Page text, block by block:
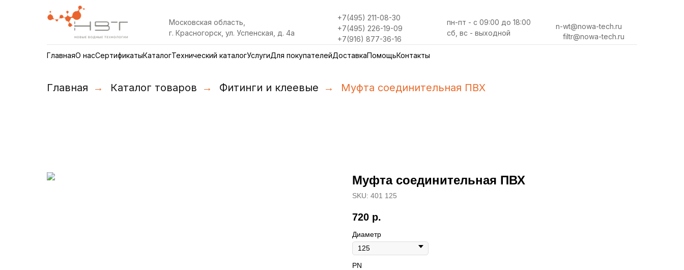
ГлавнаяО насСертификатыКаталогТехнический каталогУслугиДля покупателейДоставкаПомощьКонтакты
n-wt@nowa-tech.ru
filtr@nowa-tech.ru
пн-пт - с 09:00 до 18:00
сб, вс - выходной
+7(495) 211-08-30
+7(495) 226-19-09
+7(916) 877-36-16
Московская область,
г. Красногорск, ул. Успенская, д. 4а
Главная → Каталог товаров → Фитинги и клеевые → Муфта соединительная ПВХ
Муфта соединительная ПВХ
SKU: 401 125
720 р.
Диаметр
PN